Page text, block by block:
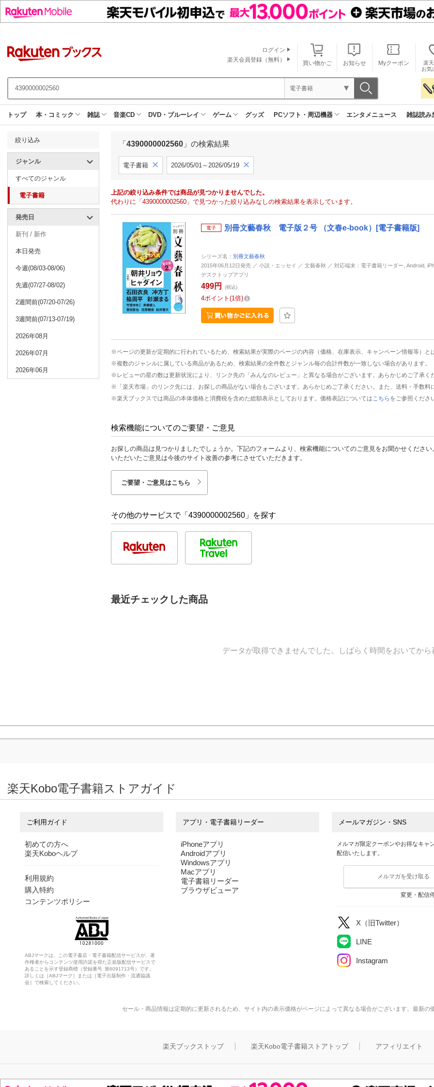
買い物かご お知らせ Myクーポン
楽
お気
ログイン
楽天会員登録（無料）
電子書籍
トップ 本・コミック 雑誌 音楽CD DVD・ブルーレイ ゲーム グッズ PCソフト・周辺機器 エンタメニュース 雑誌読み
絞り込み
ジャンル
すべてのジャンル
電子書籍
発売日
新刊 / 新作
本日発売
今週(08/03-08/06)
先週(07/27-08/02)
2週間前(07/20-07/26)
3週間前(07/13-07/19)
2026年08月
2026年07月
2026年06月
「 4390000002560 」の検索結果
電子書籍 2026/05/01～2026/05/19
上記の絞り込み条件では商品が見つかりませんでした。
代わりに「4390000002560」で見つかった絞り込みなしの検索結果を表示しています。
電子 別冊文藝春秋 電子版２号 （文春e-book）[電子書籍版]
シリーズ名： 別冊文藝春秋
2015年06月12日発売 ／ 小説・エッセイ ／ 文藝春秋 ／ 対応端末：電子書籍リーダー, Android,
デスクトップアプリ
499円 (税込)
4ポイント 1倍
※ページの更新が定期的に行われているため、検索結果が実際のページの内容（価格、在庫表示、キャンペーン情報等）と
※複数のジャンルに属している商品があるため、検索結果の全件数とジャンル毎の合計件数が一致しない場合があります。
※レビューの星の数は更新状況により、リンク先の「みんなのレビュー」と異なる場合がございます。あらかじめご了承く
※「楽天市場」のリンク先には、お探しの商品がない場合もございます。あらかじめご了承ください。また、送料・手数料
※楽天ブックスでは商品の本体価格と消費税を含めた総額表示としております。価格表記については こちら をご参照くださ
検索機能についてのご要望・ご意見
お探しの商品は見つかりましたでしょうか。下記のフォームより、検索機能についてのご意見をお聞かせください
いただいたご意見は今後のサイト改善の参考にさせていただきます。
ご要望・ご意見はこちら
その他のサービスで「4390000002560」を探す
最近チェックした商品
データが取得できませんでした。しばらく時間をおいてから
楽天Kobo電子書籍ストアガイド
ご利用ガイド
初めての方へ
楽天Koboヘルプ
利用規約
購入特約
コンテンツポリシー
ABJマークは、この電子書店・電子書籍配信サービスが、著
作権者からコンテンツ使用許諾を得た正規版配信サービスで
あることを示す登録商標（登録番号 第6091713号）です。
詳しくは［ABJマーク］または［電子出版制作・流通協議
会］で検索してください。
アプリ・電子書籍リーダー
iPhoneアプリ
Androidアプリ
Windowsアプリ
Macアプリ
電子書籍リーダー
ブラウザビューア
メールマガジン・SNS
メルマガ限定クーポンやお得なキャ
配信いたします。
メルマガを受け取る
変更・配信
X（旧Twitter）
LINE
Instagram
セール・商品情報は定期的に更新されるため、サイト内の表示価格がページによって異なる場合がございます。最新の
楽天ブックストップ 楽天Kobo電子書籍ストアトップ アフィリエイト